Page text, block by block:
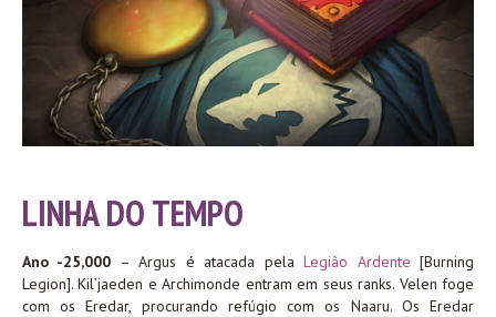
LINHA DO TEMPO
Ano -25,000 – Argus é atacada pela Legião Ardente [Burning
Legion]. Kil’jaeden e Archimonde entram em seus ranks. Velen foge
com os Eredar, procurando refúgiocom os Naaru. Os Eredar